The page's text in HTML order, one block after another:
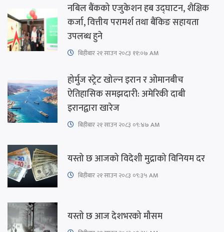
नबिल बैंकको एजुकेशन हब उद्घाटन, शैक्षिक
कर्जा, वित्तीय परामर्श तथा बैंकिङ सहायता
उपलब्ध हुने
बिहीबार २१ साउन २०८३ ११:०७ AM
होर्मुज स्ट्रेट खोल्न इरान र ओमानबीच
ऐतिहासिक समझदारी: अमेरिकी दाबी
इरानद्वारा खारेज
बिहीबार २१ साउन २०८३ ०९:४७ AM
यस्तो छ आजको विदेशी मुद्राको विनियम दर
बिहीबार २१ साउन २०८३ ०९:३५ AM
यस्तो छ आज देशभरको मौसम